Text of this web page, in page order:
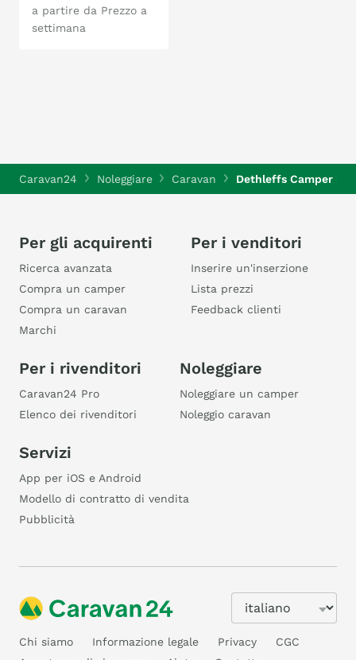
a partire da Prezzo a
settimana
Caravan24 Noleggiare Caravan Dethleffs Camper
Per gli acquirenti
Ricerca avanzata
Compra un camper
Compra un caravan
Marchi
Per i venditori
Inserire un'inserzione
Lista prezzi
Feedback clienti
Per i rivenditori
Caravan24 Pro
Elenco dei rivenditori
Noleggiare
Noleggiare un camper
Noleggio caravan
Servizi
App per iOS e Android
Modello di contratto di vendita
Pubblicità
Chi siamo Informazione legale Privacy
CGC